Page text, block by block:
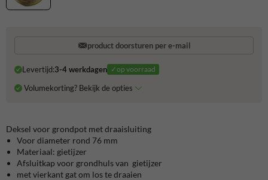
product doorsturen per e-mail
Levertijd:3-4 werkdagen ✓op voorraad
Volumekorting? Bekijk de opties
Deksel voor grondpot met draaisluiting
Voor diameter rond 76 mm
Materiaal: gietijzer
Afsluitkap voor grondhuls van gietijzer
met vierkant gat om los te draaien